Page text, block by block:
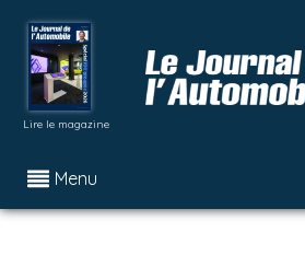
Lire le magazine
Menu